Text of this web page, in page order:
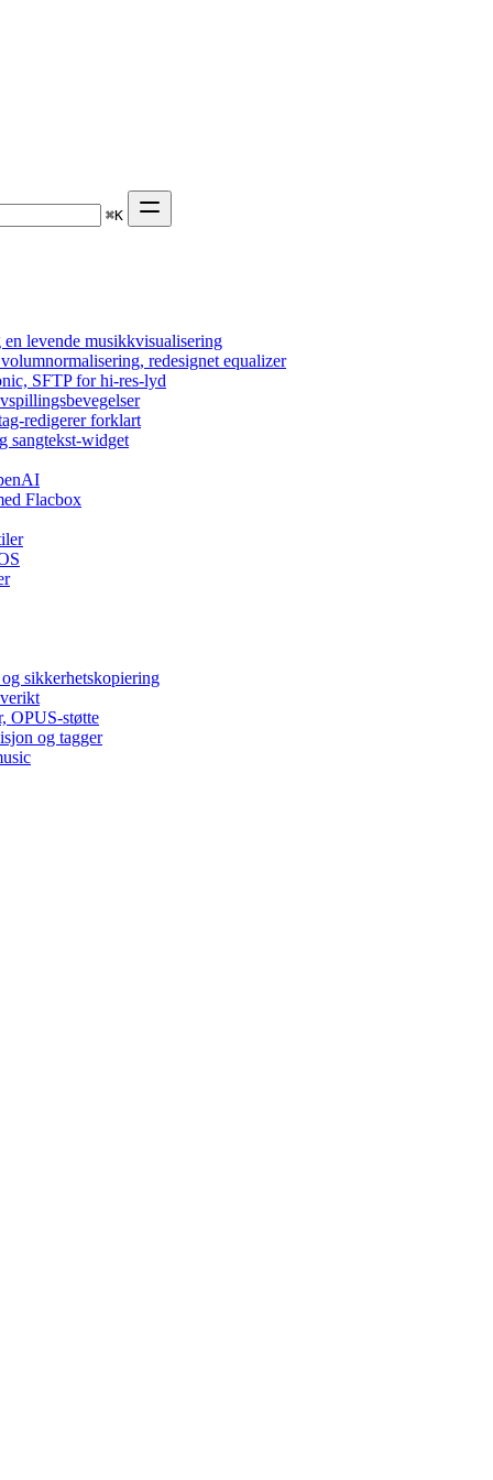
⌘K
levende musikkvisualisering
redesignet equalizer
SFTP for hi-res-lyd
redigerer forklart
sangtekst-widget
Flacbox
sikkerhetskopiering
OPUS-støtte
og tagger